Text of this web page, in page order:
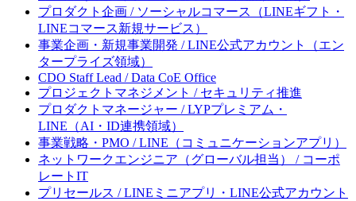
プロダクト企画 / ソーシャルコマース（LINEギフト・
LINEコマース新規サービス）
事業企画・新規事業開発 / LINE公式アカウント（エン
タープライズ領域）
CDO Staff Lead / Data CoE Office
プロジェクトマネジメント / セキュリティ推進
プロダクトマネージャー / LYPプレミアム・
LINE（AI・ID連携領域）
事業戦略・PMO / LINE（コミュニケーションアプリ）
ネットワークエンジニア（グローバル担当） / コーポ
レートIT
プリセールス / LINEミニアプリ・LINE公式アカウント